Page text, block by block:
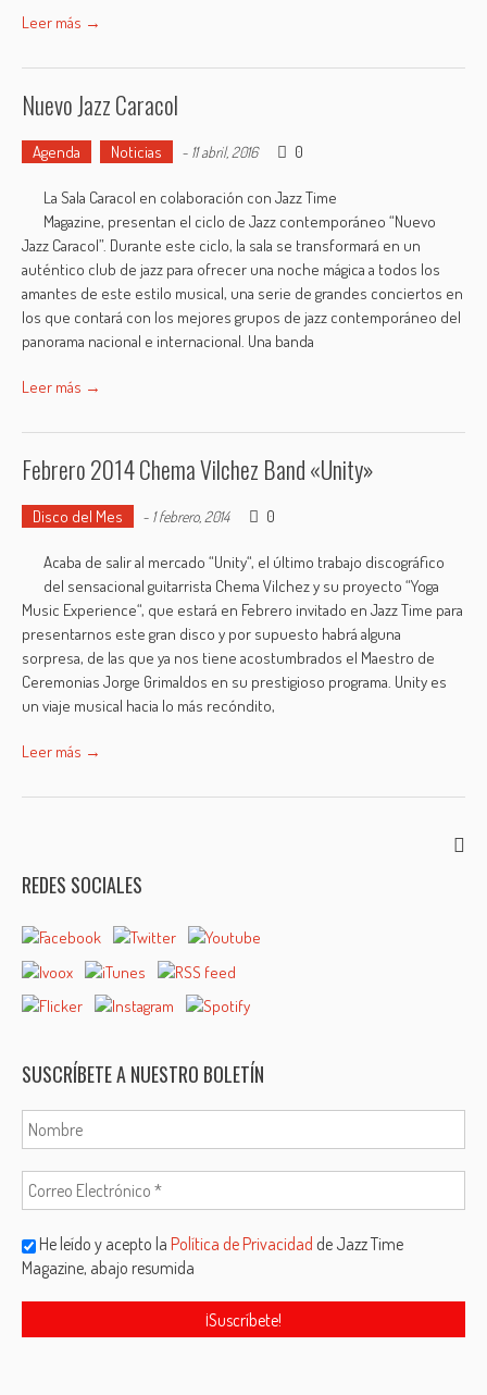
Leer más →
Nuevo Jazz Caracol
Agenda Noticias - 11 abril, 2016 0
La Sala Caracol en colaboración con Jazz Time
Magazine, presentan el ciclo de Jazz contemporáneo “Nuevo
Jazz Caracol”. Durante este ciclo, la sala se transformará en un
auténtico club de jazz para ofrecer una noche mágica a todos los
amantes de este estilo musical, una serie de grandes conciertos en
los que contará con los mejores grupos de jazz contemporáneo del
panorama nacional e internacional. Una banda
Leer más →
Febrero 2014 Chema Vilchez Band «Unity»
Disco del Mes - 1 febrero, 2014 0
Acaba de salir al mercado “Unity“, el último trabajo discográfico
del sensacional guitarrista Chema Vilchez y su proyecto “Yoga
Music Experience“, que estará en Febrero invitado en Jazz Time para
presentarnos este gran disco y por supuesto habrá alguna
sorpresa, de las que ya nos tiene acostumbrados el Maestro de
Ceremonias Jorge Grimaldos en su prestigioso programa. Unity es
un viaje musical hacia lo más recóndito,
Leer más →
REDES SOCIALES
SUSCRÍBETE A NUESTRO BOLETÍN
He leído y acepto laPolítica de Privacidad de Jazz Time
Magazine, abajo resumida